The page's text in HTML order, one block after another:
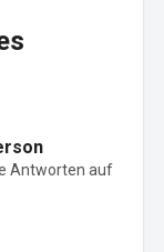
Antworten auf